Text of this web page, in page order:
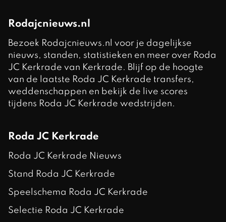
Rodajcnieuws.nl
Bezoek Rodajcnieuws.nl voor je dagelijkse
nieuws, standen, statistieken en meer over Roda
JC Kerkrade van Kerkrade. Blijf op de hoogte
van de laatste Roda JC Kerkrade transfers,
weddenschappen en bekijk de live scores
tijdens Roda JC Kerkrade wedstrijden.
Roda JC Kerkrade
Roda JC Kerkrade Nieuws
Stand Roda JC Kerkrade
Speelschema Roda JC Kerkrade
Selectie Roda JC Kerkrade